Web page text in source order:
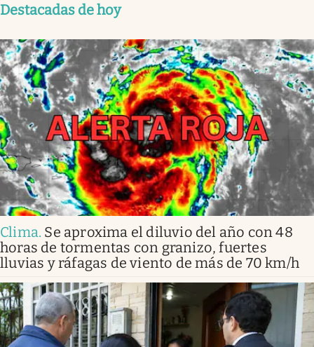
Destacadas de hoy
Clima. Se aproxima el diluvio del año con 48
horas de tormentas con granizo, fuertes
lluvias y ráfagas de viento de más de 70 km/h